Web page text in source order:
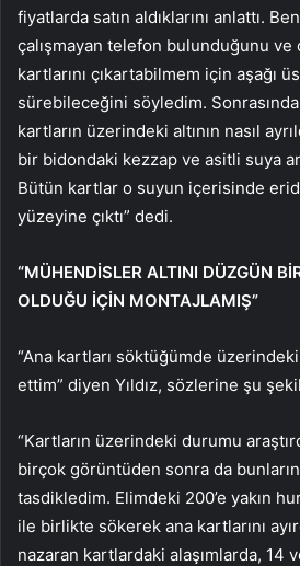
fiyatlarda satın aldıklarını anlattı.
çalışmayan telefon bulunduğunu ve
kartlarını çıkartabilmem için aşağı
sürebileceğini söyledim.
kartların üzerindeki altının nasıl
bir bidondaki kezzap ve asitli suya
Bütün kartlar o suyun içerisinde
yüzeyine çıktı” dedi.
“MÜHENDİSLER ALTINI DÜZGÜN
OLDUĞU İÇİN MONTAJLAMIŞ”
“Ana kartları söktüğümde üzerindeki
ettim” diyen Yıldız, sözlerine şu
“Kartların üzerindeki durumu
birçok görüntüden sonra da
tasdikledim. Elimdeki 200’e yakın
ile birlikte sökerek ana kartlarını
nazaran kartlardaki alaşımlarda, 14